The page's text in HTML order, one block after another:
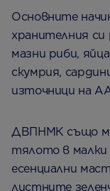
Основните
хранителния
мазни риби,
скумрия,
източници на
ДВПНМК също
тялото в малки
есенциални
листните